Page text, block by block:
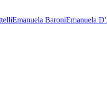
Emanuela BaroniEmanuela